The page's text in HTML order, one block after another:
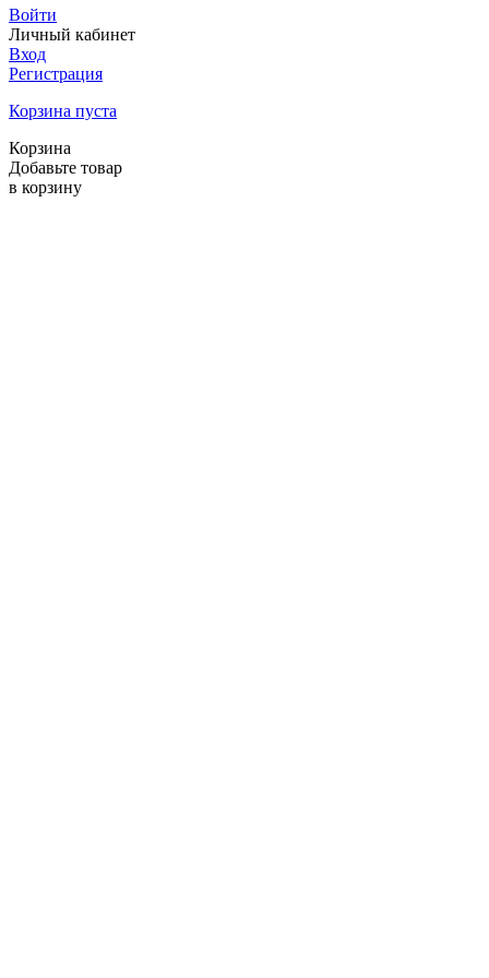
Войти
Личный кабинет
Вход
Регистрация
Корзина пуста
Корзина
Добавьте товар
в корзину